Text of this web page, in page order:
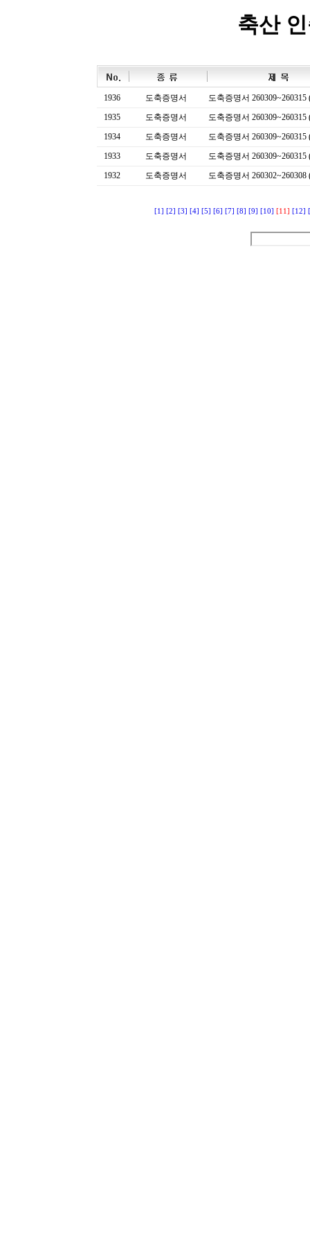
축산
1936 도축증명서
도축증명서 260309~260315
1935
도축증명서
도축증명서 260309~260315
1934
도축증명서
도축증명서 260309~260315
1933
도축증명서
도축증명서 260309~260315
1932
도축증명서 도축증명서 260302~260308
[1] [2] [3] [4] [5] [6] [7] [8] [9] [10] [11] [12]